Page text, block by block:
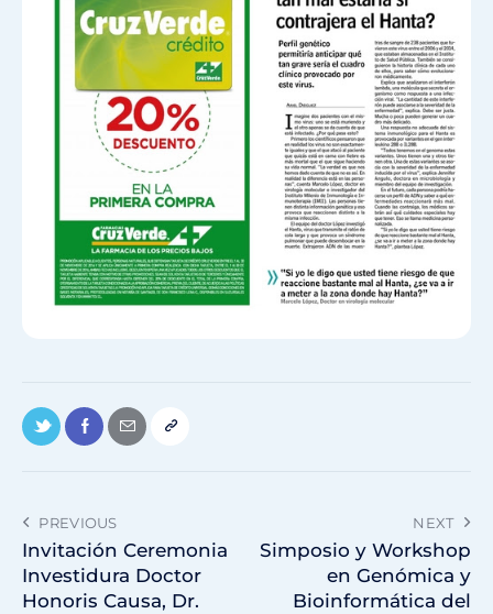
PREVIOUS
Invitación Ceremonia
Investidura Doctor
Honoris Causa, Dr.
NEXT
Simposio y Workshop
en Genómica y
Bioinformática del